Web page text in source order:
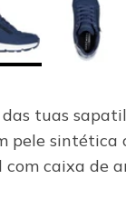
tuas
pele sintética
com caixa de